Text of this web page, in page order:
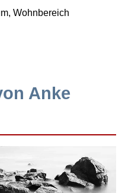
Wohnbereich
Anke